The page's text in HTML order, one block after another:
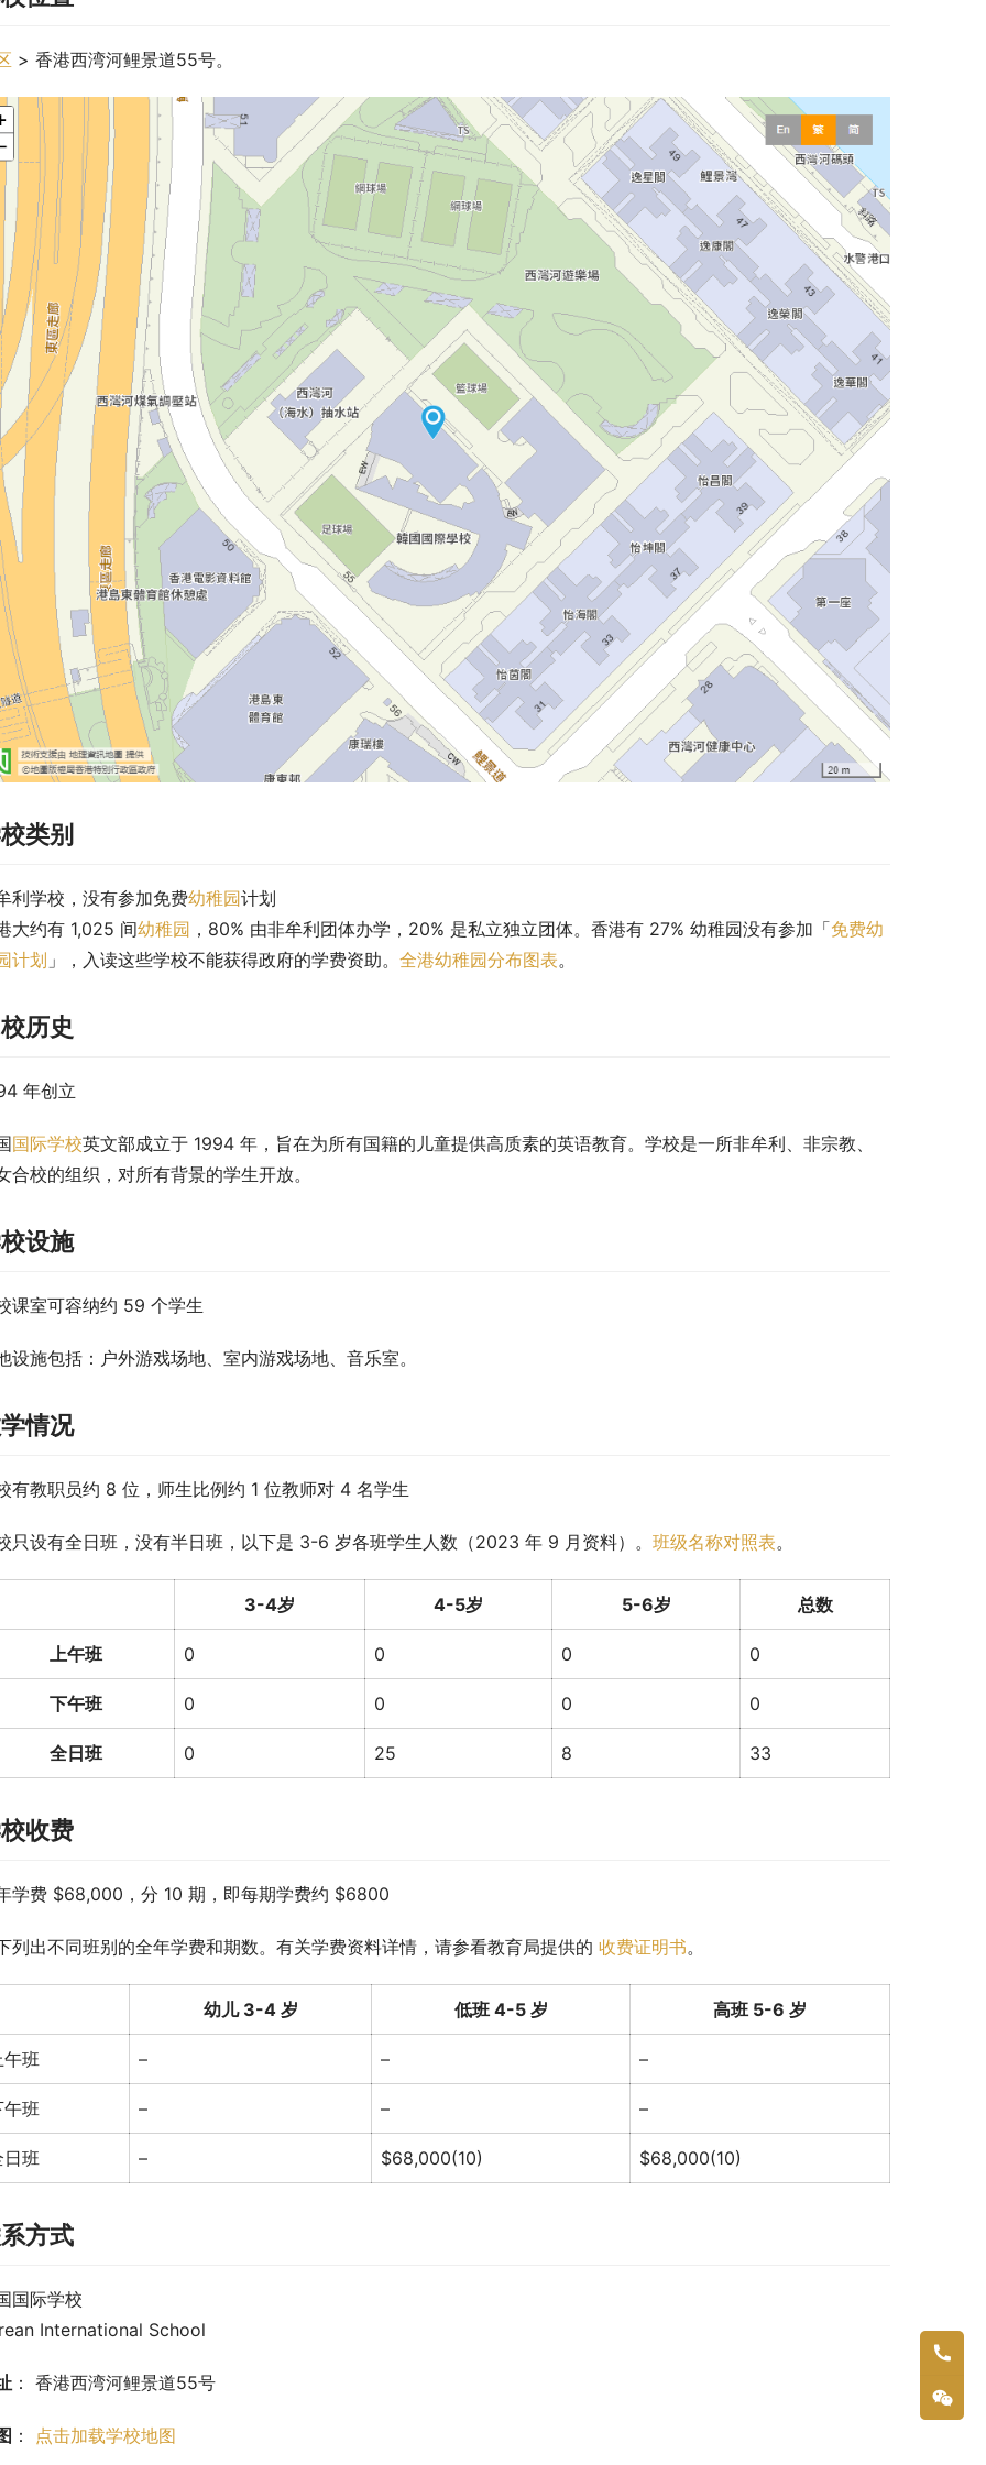
> 香港西湾河鲤景道55号。
类别
利学校，没有参加免费幼稚园计划
大约有 1,025 间幼稚园 ，80% 由非牟利团体办学，20% 是私立独立团体。香港有 27% 幼稚园没有参加「免费幼
计划 」，入读这些学校不能获得政府的学费资助。 全港幼稚园分布图表。
历史
年创立
国际学校英文部成立于 1994 年，旨在为所有国籍的儿童提供高质素的英语教育。学校是一所非牟利、非宗教、
合校的组织，对所有背景的学生开放。
设施
课室可容纳约 59 个学生
设施包括：户外游戏场地、室内游戏场地、音乐室。
情况
有教职员约 8 位，师生比例约 1 位教师对 4 名学生
只设有全日班，没有半日班，以下是 3-6 岁各班学生人数（2023 年 9 月资料）。 班级名称对照表。
3-4岁 4-5岁 5-6岁 总数
上午班 0 0 0 0
下午班 0 0 0 0
全日班 0 25 8 33
收费
学费 $68,000，分 10 期，即每期学费约 $6800
列出不同班别的全年学费和期数。有关学费资料详情，请参看教育局提供的 收费证明书。
幼儿 3-4 岁 低班 4-5 岁 高班 5-6 岁
午班 – – –
午班 – – –
日班 – $68,000(10) $68,000(10)
方式
国际学校
International School
： 香港西湾河鲤景道55号
： 点击加载学校地图